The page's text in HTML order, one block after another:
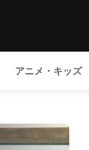
アニメ・キッズ